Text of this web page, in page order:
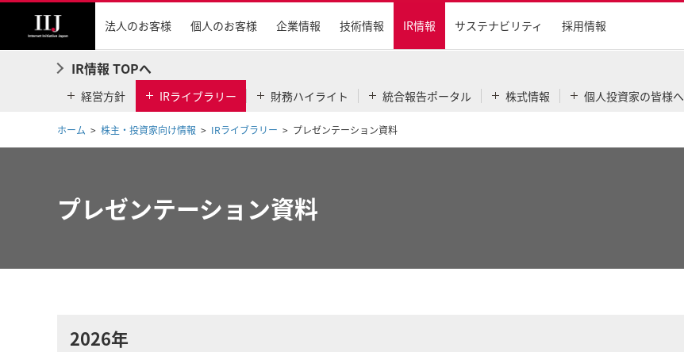
法人のお客様 個人のお客様 企業情報 技術情報 IR情報 サステナビリティ 採用情報
IR情報 TOPへ
経営方針 IRライブラリー 財務ハイライト 統合報告ポータル 株式情報 個人投資家の皆様へ
ホーム 株主・投資家向け情報 IRライブラリー プレゼンテーション資料
プレゼンテーション資料
2026年